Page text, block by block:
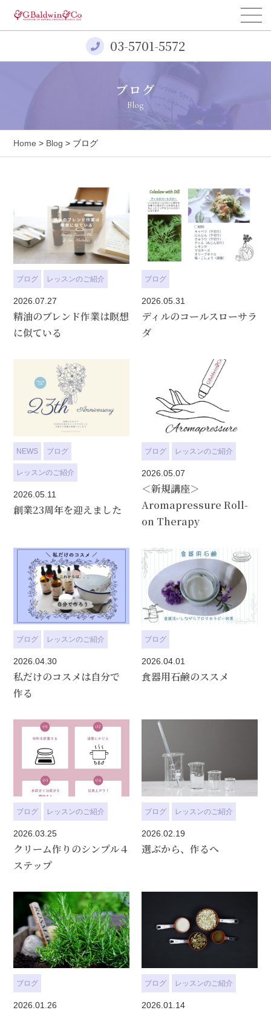
03-5701-5572
ブログ
Blog
Home > Blog > ブログ
ブログ レッスンのご紹介
2026.07.27
精油のブレンド作業は瞑想
に似ている
ブログ
2026.05.31
ディルのコールスローサラ
ダ
NEWS ブログ
レッスンのご紹介
2026.05.11
創業23周年を迎えました
ブログ レッスンのご紹介
2026.05.07
＜新規講座＞
Aromapressure Roll-
on Therapy
ブログ レッスンのご紹介
2026.04.30
私だけのコスメは自分で
作る
ブログ
2026.04.01
食器用石鹸のススメ
ブログ レッスンのご紹介
2026.03.25
クリーム作りのシンプル４
ステップ
ブログ レッスンのご紹介
2026.02.19
選ぶから、作るへ
ブログ
2026.01.26
ブログ レッスンのご紹介
2026.01.14